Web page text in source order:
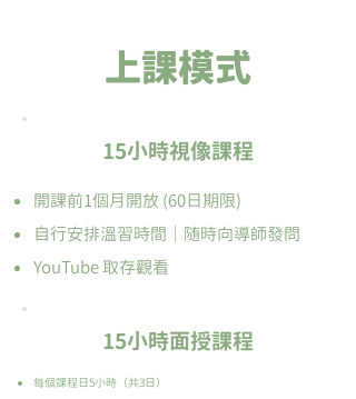
​上課模式
15小時視像課程
開課前1個月開放 (60日期限)
自行安排溫習時間｜随時向導師發問
YouTube 取存觀看
15小時面授課程
每個課程日5小時（共3日）